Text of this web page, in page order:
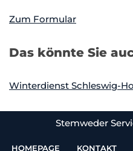
Zum Formular
Das könnte Sie
Winterdienst Schleswig-
Stemweder
HOMEPAGE KONTAKT